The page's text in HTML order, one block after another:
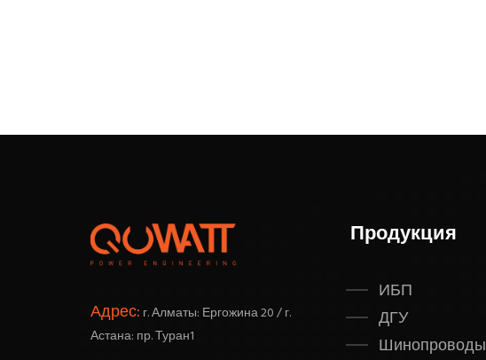
Адрес: г. Алматы: Ергожина 20 / г.
Астана: пр. Туран1
Продукция
ИБП
ДГУ
Шинопроводы